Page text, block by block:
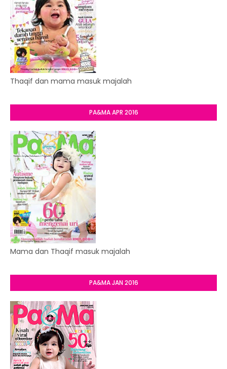
Thaqif dan mama masuk majalah
PA&MA APR 2016
Mama dan Thaqif masuk majalah
PA&MA JAN 2016